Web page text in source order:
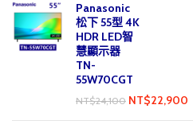
Panasonic
松下 55型 4K
HDR LED智
慧顯示器
TN-
55W70CGT
NT$24,100 NT$22,900